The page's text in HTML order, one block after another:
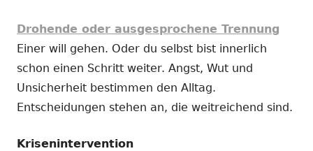
Drohende oder ausgesprochene Trennung
Einer will gehen. Oder du selbst bist innerlich
schon einen Schritt weiter. Angst, Wut und
Unsicherheit bestimmen den Alltag.
Entscheidungen stehen an, die weitreichend sind.
Krisenintervention